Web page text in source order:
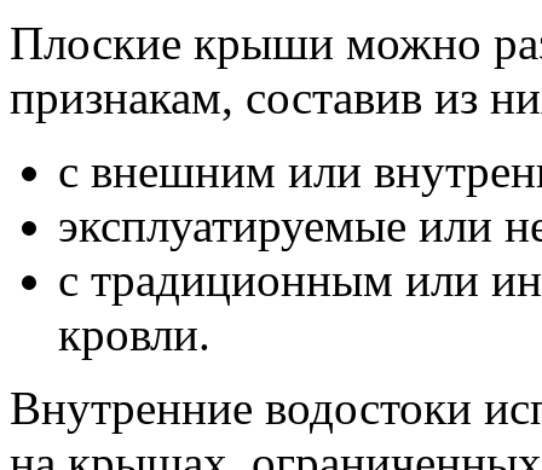
Плоские крыши можно
признакам, составив из
с внешним или
эксплуатируемые или
с традиционным или
кровли.
Внутренние водостоки